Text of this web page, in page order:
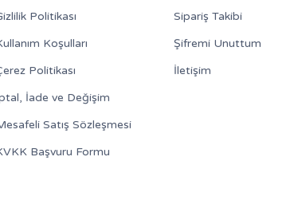
Politikası
Koşulları
Politikası
İade ve Değişim
Satış Sözleşmesi
Başvuru Formu
Sipariş Takibi
Şifremi Unuttum
İletişim